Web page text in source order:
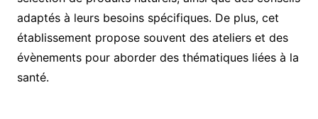
adaptés à leurs besoins spécifiques. De plus, cet
établissement propose souvent des ateliers et des
évènements pour aborder des thématiques liées à la
santé.